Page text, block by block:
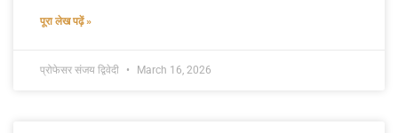
पूरा लेख पढ़ें »
प्रोफेसर संजय द्विवेदी March 16, 2026